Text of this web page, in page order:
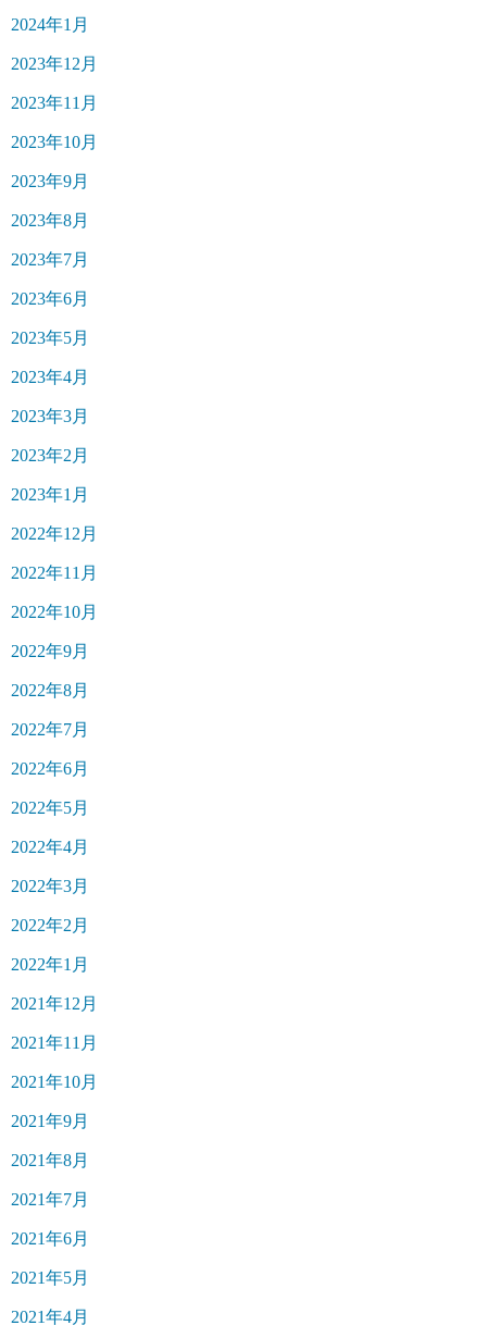
2024年1月
2023年12月
2023年11月
2023年10月
2023年9月
2023年8月
2023年7月
2023年6月
2023年5月
2023年4月
2023年3月
2023年2月
2023年1月
2022年12月
2022年11月
2022年10月
2022年9月
2022年8月
2022年7月
2022年6月
2022年5月
2022年4月
2022年3月
2022年2月
2022年1月
2021年12月
2021年11月
2021年10月
2021年9月
2021年8月
2021年7月
2021年6月
2021年5月
2021年4月